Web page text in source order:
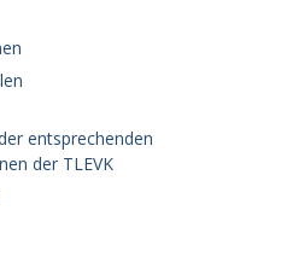
entsprechenden
der TLEVK